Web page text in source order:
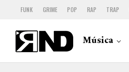
FUNK GRIME POP RAP TRAP
Música